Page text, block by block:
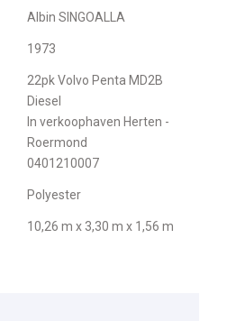
Albin SINGOALLA
1973
22pk Volvo Penta MD2B
Diesel
In verkoophaven Herten -
Roermond
0401210007
Polyester
10,26 m x 3,30 m x 1,56 m